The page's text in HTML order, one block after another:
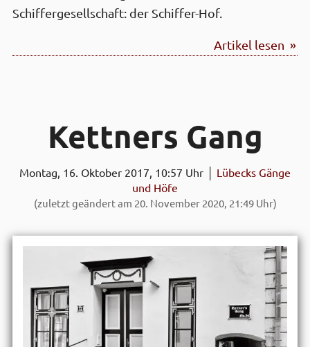
Schiffergesellschaft: der Schiffer-Hof.
Artikel lesen »
Kettners Gang
Montag, 16. Oktober 2017, 10:57 Uhr │ Lübecks Gänge
und Höfe
(zuletzt geändert am 20. November 2020, 21:49 Uhr)